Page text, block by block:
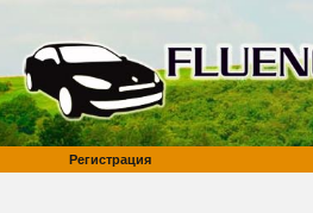
Регистрация